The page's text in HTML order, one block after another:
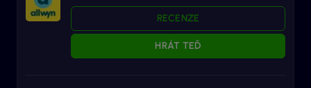
RECENZE
HRÁT TEĎ